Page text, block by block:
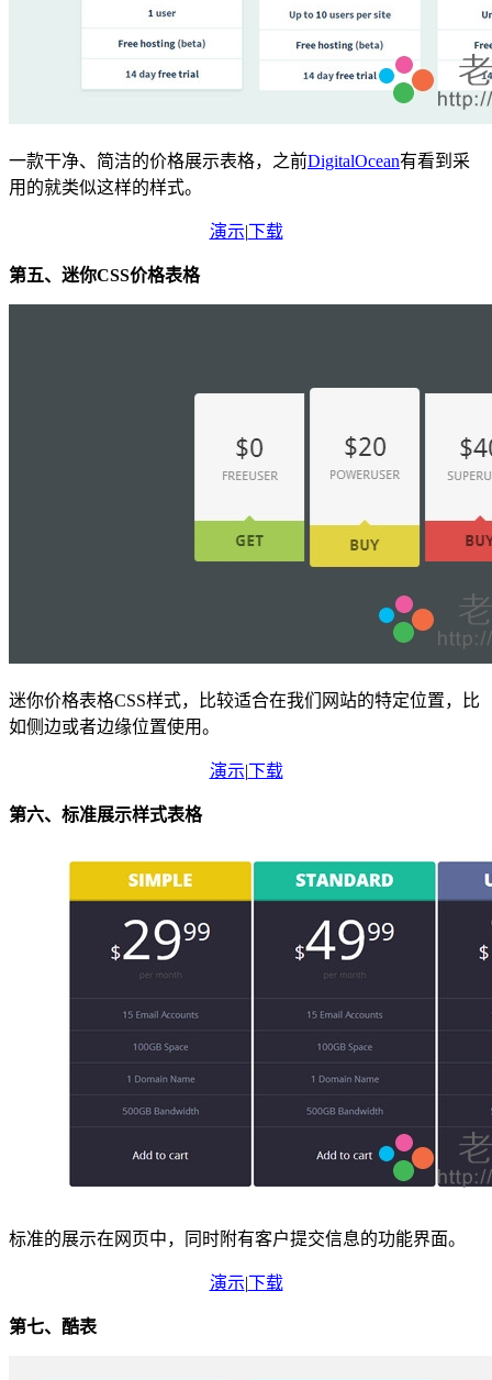
一款干净、简洁的价格展示表格，之前DigitalOcean有看到采
用的就类似这样的样式。
演示|下载
第五、迷你CSS价格表格
迷你价格表格CSS样式，比较适合在我们网站的特定位置，比
如侧边或者边缘位置使用。
演示|下载
第六、标准展示样式表格
标准的展示在网页中，同时附有客户提交信息的功能界面。
演示|下载
第七、酷表